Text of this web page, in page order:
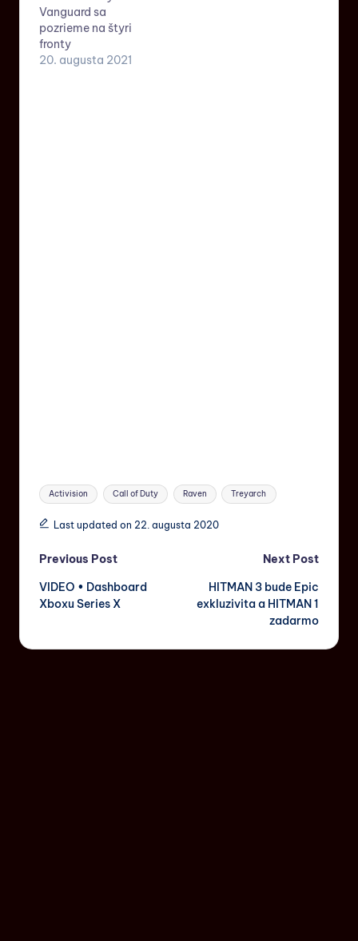
Vanguard sa
pozrieme na štyri
fronty
20. augusta 2021
Activision Call of Duty Raven Treyarch
Last updated on 22. augusta 2020
Previous Post
VIDEO • Dashboard
Xboxu Series X
Next Post
HITMAN 3 bude Epic
exkluzivita a HITMAN 1
zadarmo